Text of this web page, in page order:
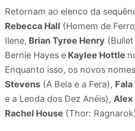
Retornam ao elenco da
Rebecca Hall (Homem de
Ilene, Brian Tyree Henry
Bernie Hayes e Kaylee Hottle
Enquanto isso, os novos
Stevens (A Bela e a Fera), Fala
e a Lenda dos Dez Anéis), Alex
Rachel House (Thor: